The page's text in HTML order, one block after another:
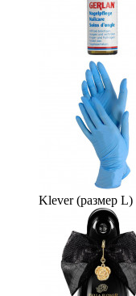
Klever (размер L)